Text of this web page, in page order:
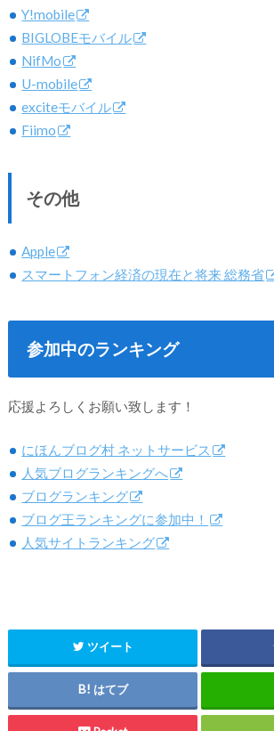
Y!mobile
BIGLOBEモバイル
NifMo
U-mobile
exciteモバイル
Fiimo
その他
Apple
スマートフォン経済の現在と将来 総務省
参加中のランキング
応援よろしくお願い致します！
にほんブログ村 ネットサービス
人気ブログランキングへ
ブログランキング
ブログ王ランキングに参加中！
人気サイトランキング
ツイート
はてブ